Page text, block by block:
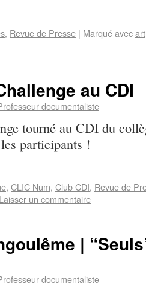
, Revue de Presse | Marqué avecart
au CDI
documentaliste
tourné au CDI du
les participants !
, CLIC Num, Club CDI, Revue de
Laisser un commentaire
|
documentaliste